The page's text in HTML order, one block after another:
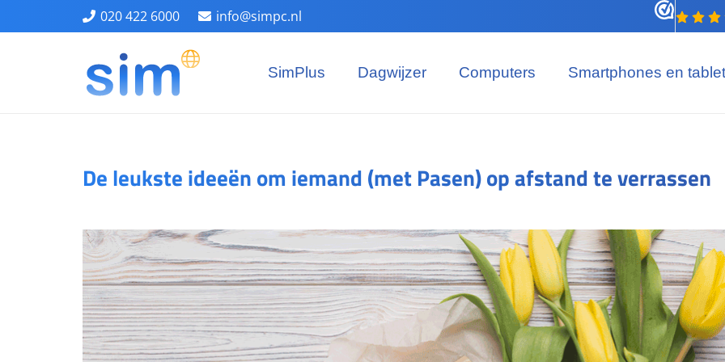
020 422 6000 info@simpc.nl
SimPlus Dagwijzer Computers Smartphones en
De leukste ideeën om iemand (met Pasen) op afstand te verrassen